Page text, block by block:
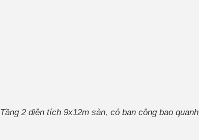
Tầng 2 diện tích 9x12m sàn, có ban công bao quanh